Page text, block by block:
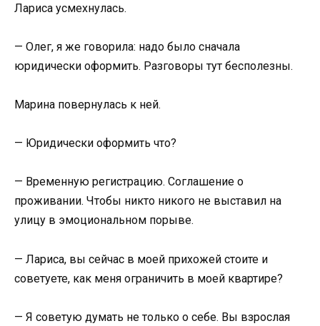
Лариса усмехнулась.
— Олег, я же говорила: надо было сначала
юридически оформить. Разговоры тут бесполезны.
Марина повернулась к ней.
— Юридически оформить что?
— Временную регистрацию. Соглашение о
проживании. Чтобы никто никого не выставил на
улицу в эмоциональном порыве.
— Лариса, вы сейчас в моей прихожей стоите и
советуете, как меня ограничить в моей квартире?
— Я советую думать не только о себе. Вы взрослая